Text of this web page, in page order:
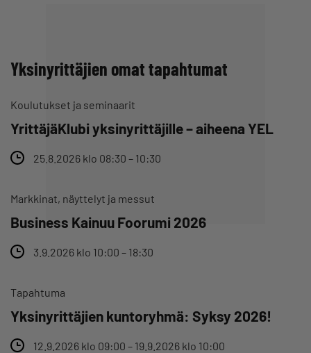
Yksinyrittäjien omat tapahtumat
Koulutukset ja seminaarit
YrittäjäKlubi yksinyrittäjille – aiheena YEL
25.8.2026 klo 08:30 – 10:30
Markkinat, näyttelyt ja messut
Business Kainuu Foorumi 2026
3.9.2026 klo 10:00 – 18:30
Tapahtuma
Yksinyrittäjien kuntoryhmä: Syksy 2026!
12.9.2026 klo 09:00 – 19.9.2026 klo 10:00